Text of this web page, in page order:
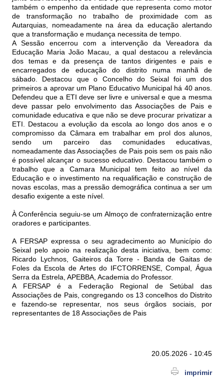
também o empenho da entidade que representa como motor
de transformação no trabalho de proximidade com as
Autarquias, nomeadamente na área da educação alertando
que a transformação e mudança necessita de tempo.
A Sessão encerrou com a intervenção da Vereadora da
Educação Maria João Macau, a qual destacou a relevância
dos temas e da presença de tantos dirigentes e pais e
encarregados de educação do distrito numa manhã de
sábado. Destacou que o Concelho do Seixal foi um dos
primeiros a aprovar um Plano Educativo Municipal há 40 anos.
Defendeu que a ETI deve ser livre e universal e que a mesma
deve passar pelo envolvimento das Associações de Pais e
comunidade educativa e que não se deve procurar privatizar a
ETI. Destacou a evolução da escola ao longo dos anos e o
compromisso da Câmara em trabalhar em prol dos alunos,
sendo um parceiro das comunidades educativas,
nomeadamente das Associações de Pais pois sem os pais não
é possível alcançar o sucesso educativo. Destacou também o
trabalho que a Camara Municipal tem feito ao nível da
Educação e o investimento na requalificação e construção de
novas escolas, mas a pressão demográfica continua a ser um
desafio exigente a este nível.
À Conferência seguiu-se um Almoço de confraternização entre
oradores e participantes.
A FERSAP expressa o seu agradecimento ao Município do
Seixal pelo apoio na realização desta iniciativa, bem como:
Ricardo Lychnos, Gaiteiros da Torre - Banda de Gaitas de
Foles da Escola de Artes do IFCTORRENSE, Compal, Água
Serra da Estrela, APEBBA, Academia do Professor.
A FERSAP é a Federação Regional de Setúbal das
Associações de Pais, congregando os 13 concelhos do Distrito
e fazendo-se representar, nos seus órgãos sociais, por
representantes de 18 Associações de Pais
20.05.2026 - 10:45
imprimir